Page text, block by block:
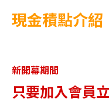
現金積點介紹
新開幕期間
只要加入會員